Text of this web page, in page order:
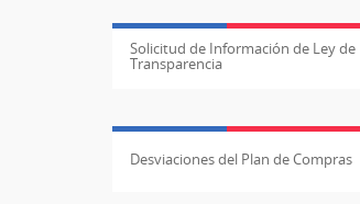
Solicitud de Información de Ley de
Transparencia
Desviaciones del Plan de Compras